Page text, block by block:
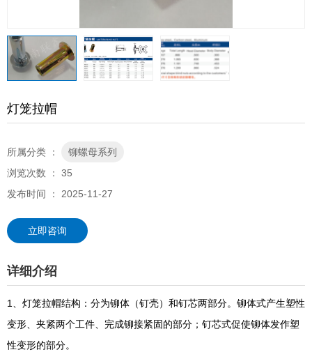
灯笼拉帽
所属分类 ：
铆螺母系列
浏览次数 ： 35
发布时间 ： 2025-11-27
立即咨询
详细介绍
1、 灯笼拉帽结构：分为铆体（钉壳）和钉芯两部分。铆体式产生塑性
变形、夹紧两个工件、完成铆接紧固的部分；钉芯式促使铆体发作塑
性变形的部分。